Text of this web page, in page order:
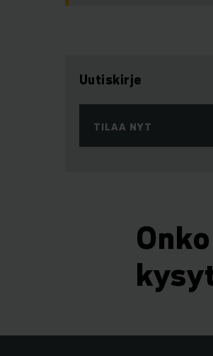
Uutiskirje
TILAA NYT